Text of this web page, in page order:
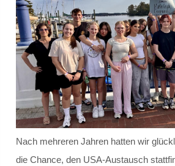
Präsentation vom 16.2.26
ÜBER UNS
Schüler
Schülersprecher
Kollegium
Nach mehreren Jahren hatten wir
die Chance, den USA-Austausch